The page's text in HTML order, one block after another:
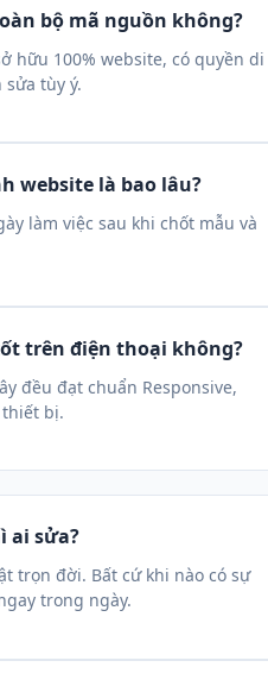
bộ mã nguồn không?
hữu 100% website, có quyền di
tùy ý.
website là bao lâu?
làm việc sau khi chốt mẫu và
trên điện thoại không?
đều đạt chuẩn Responsive,
bị.
ai sửa?
trọn đời. Bất cứ khi nào có sự
trong ngày.